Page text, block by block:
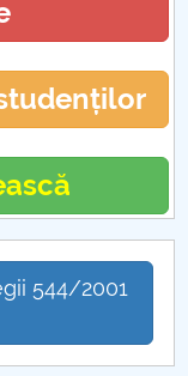
544/2001